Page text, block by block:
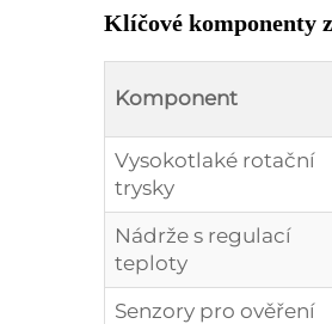
Klíčové komponenty
Komponent
Vysokotlaké rotační
trysky
Nádrže s regulací
teploty
Senzory pro ověření